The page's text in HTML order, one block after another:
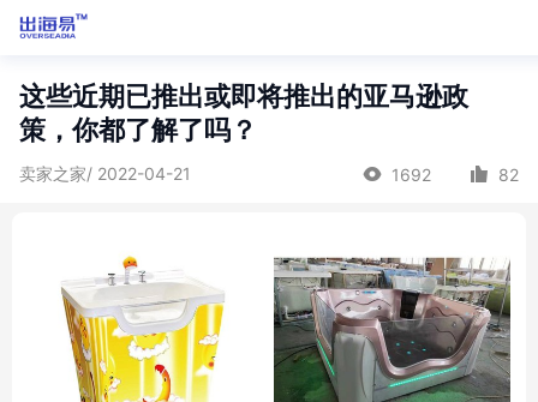
这些近期已推出或即将推出的亚马逊政
策，你都了解了吗？
卖家之家/ 2022-04-21 1692 82